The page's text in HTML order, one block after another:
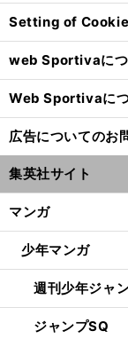
Setting of
web Sportivaにつ
Web Sportivaに
広告についてのお
集英社サイト
マンガ
少年マンガ
週刊少年ジャ
ジャンプSQ